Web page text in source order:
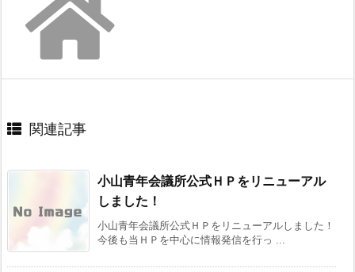
関連記事
小山青年会議所公式ＨＰをリニューアル
しました！
小山青年会議所公式ＨＰをリニューアルしました！
今後も当ＨＰを中心に情報発信を行っ ...